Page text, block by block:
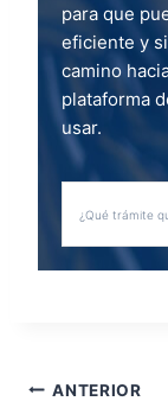
para que
eficiente y
camino
plataforma
usar.
N ANTERIOR